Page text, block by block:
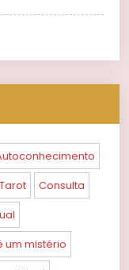
Consulta
um mistério